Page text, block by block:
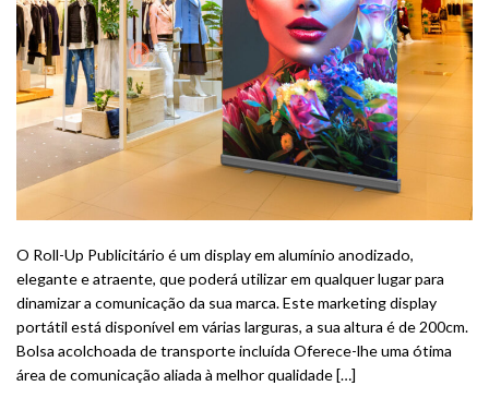
O Roll-Up Publicitário é um display em alumínio anodizado,
elegante e atraente, que poderá utilizar em qualquer lugar para
dinamizar a comunicação da sua marca. Este marketing display
portátil está disponível em várias larguras, a sua altura é de 200cm.
Bolsa acolchoada de transporte incluída Oferece-lhe uma ótima
área de comunicação aliada à melhor qualidade […]